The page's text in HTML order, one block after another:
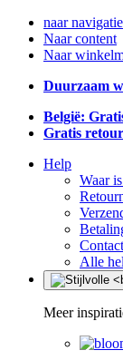
naar navigatie
Naar content
Naar
Duurzaam
België:
Gratis
Help
Waar
Contact
Alle
Meer